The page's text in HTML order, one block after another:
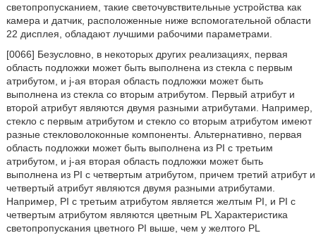
светопропусканием, такие светочувствительные устройства как
камера и датчик, расположенные ниже вспомогательной области
22 дисплея, обладают лучшими рабочими параметрами.
[0066] Безусловно, в некоторых других реализациях, первая
область подложки может быть выполнена из стекла с первым
атрибутом, и j-ая вторая область подложки может быть
выполнена из стекла со вторым атрибутом. Первый атрибут и
второй атрибут являются двумя разными атрибутами. Например,
стекло с первым атрибутом и стекло со вторым атрибутом имеют
разные стекловолоконные компоненты. Альтернативно, первая
область подложки может быть выполнена из PI с третьим
атрибутом, и j-ая вторая область подложки может быть
выполнена из PI с четвертым атрибутом, причем третий атрибут и
четвертый атрибут являются двумя разными атрибутами.
Например, PI с третьим атрибутом является желтым PI, и PI с
четвертым атрибутом являются цветным PL Характеристика
светопропускания цветного PI выше, чем у желтого PL